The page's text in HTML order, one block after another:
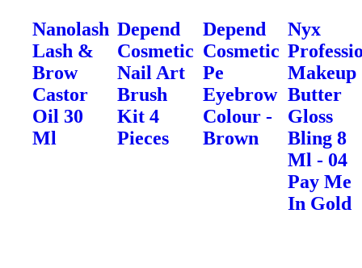
Nanolash
Lash &
Brow
Castor
Oil 30
Ml
Depend
Cosmetic
Nail Art
Brush
Kit 4
Pieces
Depend
Cosmetic
Pe
Eyebrow
Colour -
Brown
Nyx
Makeup
Butter
Gloss
Bling 8
Ml - 04
Pay Me
In Gold